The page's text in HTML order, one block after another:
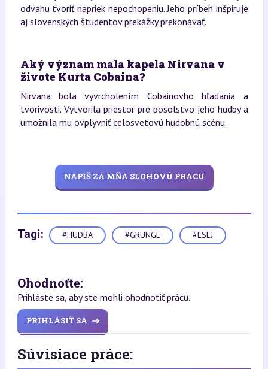
odvahu tvoriť napriek nepochopeniu. Jeho príbeh inšpiruje
aj slovenských študentov prekážky prekonávať.
Aký význam mala kapela Nirvana v
živote Kurta Cobaina?
Nirvana bola vyvrcholením Cobainovho hľadania a
tvorivosti. Vytvorila priestor pre posolstvo jeho hudby a
umožnila mu ovplyvniť celosvetovú hudobnú scénu.
NAPÍŠ ZA MŇA SLOHOVÚ PRÁCU
Tagi: #HUDBA #GRUNGE #ESEJ
Ohodnoťte:
Prihláste sa, aby ste mohli ohodnotiť prácu.
PRIHLÁSIŤ SA
Súvisiace práce: